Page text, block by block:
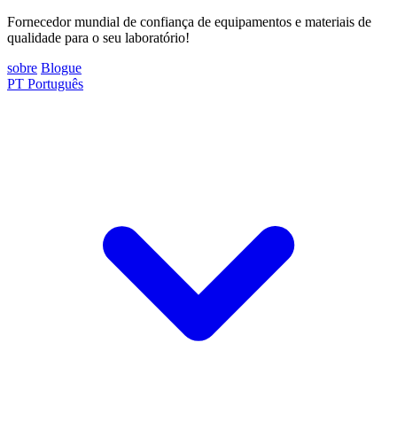
Fornecedor mundial de confiança de equipamentos e materiais de
qualidade para o seu laboratório!
sobre Blogue
PT Português